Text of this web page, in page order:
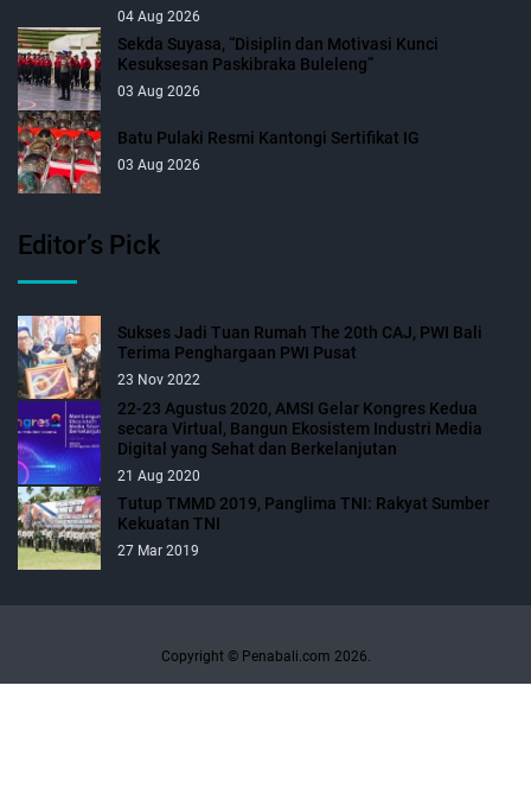
04 Aug 2026
Sekda Suyasa, “Disiplin dan Motivasi Kunci
Kesuksesan Paskibraka Buleleng”
03 Aug 2026
Batu Pulaki Resmi Kantongi Sertifikat IG
03 Aug 2026
Editor’s Pick
Sukses Jadi Tuan Rumah The 20th CAJ, PWI Bali
Terima Penghargaan PWI Pusat
23 Nov 2022
22-23 Agustus 2020, AMSI Gelar Kongres Kedua
secara Virtual, Bangun Ekosistem Industri Media
Digital yang Sehat dan Berkelanjutan
21 Aug 2020
Tutup TMMD 2019, Panglima TNI: Rakyat Sumber
Kekuatan TNI
27 Mar 2019
Copyright © Penabali.com 2026.